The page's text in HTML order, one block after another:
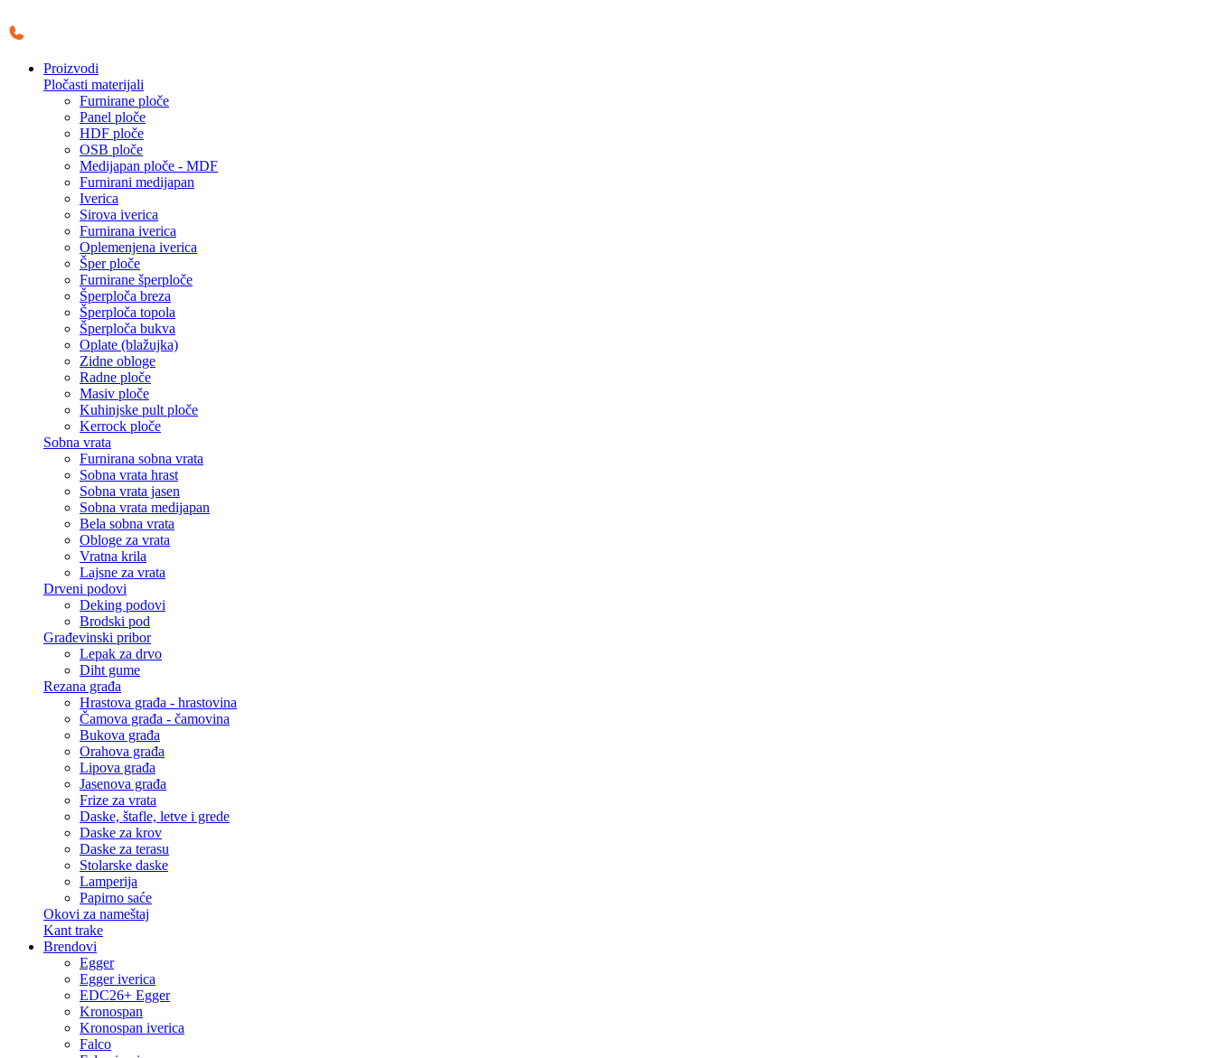
na
Proizvodi
Pločasti materijali
Furnirane ploče
Panel ploče
HDF ploče
OSB ploče
Medijapan ploče - MDF
Furnirani medijapan
Iverica
Sirova iverica
Furnirana iverica
Oplemenjena iverica
Šper ploče
Furnirane šperploče
Šperploča breza
Šperploča topola
Šperploča bukva
Oplate (blažujka)
Zidne obloge
Radne ploče
Masiv ploče
Kuhinjske pult ploče
Kerrock ploče
Sobna vrata
Furnirana sobna vrata
Sobna vrata hrast
Sobna vrata jasen
Sobna vrata medijapan
Bela sobna vrata
Obloge za vrata
Vratna krila
Lajsne za vrata
Drveni podovi
Deking podovi
Brodski pod
Građevinski pribor
Lepak za drvo
Diht gume
Rezana građa
Hrastova građa - hrastovina
Čamova građa - čamovina
Bukova građa
Orahova građa
Lipova građa
Jasenova građa
Frize za vrata
Daske, štafle, letve i grede
Daske za krov
Daske za terasu
Stolarske daske
Lamperija
Papirno saće
Okovi za nameštaj
Kant trake
Brendovi
Egger
Egger iverica
EDC26+ Egger
Kronospan
Kronospan iverica
Falco